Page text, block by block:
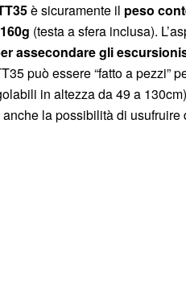
è sicuramente il peso
(testa a sfera inclusa).
assecondare gli
può essere “fatto a pezzi”
in altezza da 49 a
anche la possibilità di usufruire